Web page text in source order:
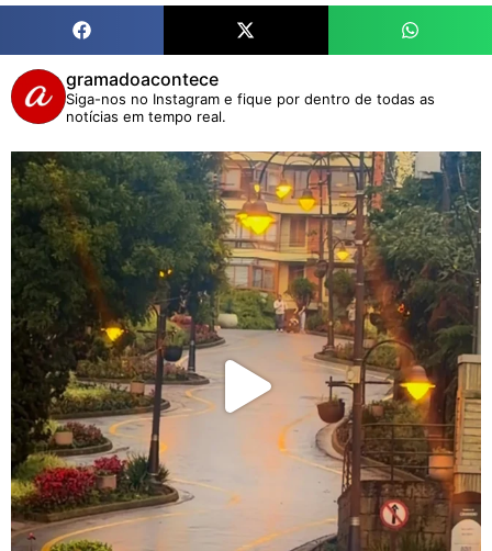
gramadoacontece
Siga-nos no Instagram e fique por dentro de todas as
notícias em tempo real.